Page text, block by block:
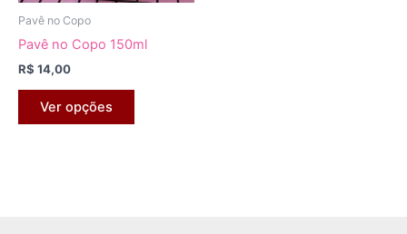
Pavê no Copo
Pavê no Copo 150ml
R$ 14,00
Ver opções
Este